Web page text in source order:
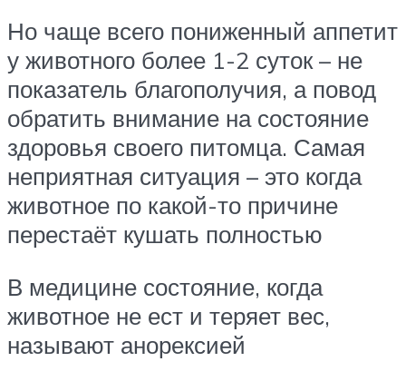
Но чаще всего пониженный аппетит
у животного более 1-2 суток – не
показатель благополучия, а повод
обратить внимание на состояние
здоровья своего питомца. Самая
неприятная ситуация – это когда
животное по какой-то причине
перестаёт кушать полностью
В медицине состояние, когда
животное не ест и теряет вес,
называют анорексией